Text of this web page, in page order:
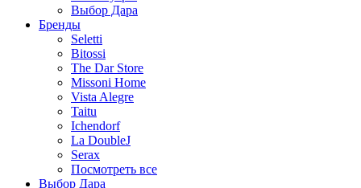
Выбор Дара
Бренды
Seletti
Bitossi
The Dar Store
Missoni Home
Vista Alegre
Taitu
Ichendorf
La DoubleJ
Serax
Посмотреть все
Выбор Дара